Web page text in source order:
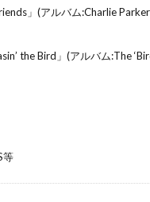
」(アルバム:Charlie
the Bird」(アルバム:The
等